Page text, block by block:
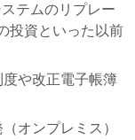
テムのリプレー
投資といった以前
や改正電子帳簿
オンプレミス）